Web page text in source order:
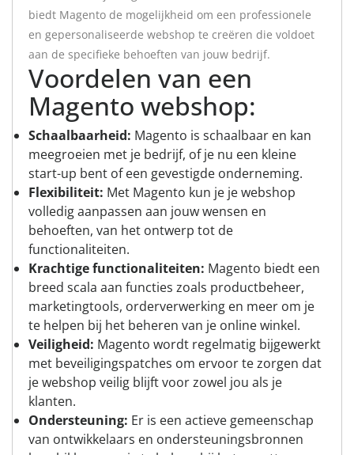
biedt Magento de mogelijkheid om een professionele
en gepersonaliseerde webshop te creëren die voldoet
aan de specifieke behoeften van jouw bedrijf.
Voordelen van een
Magento webshop:
Schaalbaarheid: Magento is schaalbaar en kan
meegroeien met je bedrijf, of je nu een kleine
start-up bent of een gevestigde onderneming.
Flexibiliteit: Met Magento kun je je webshop
volledig aanpassen aan jouw wensen en
behoeften, van het ontwerp tot de
functionaliteiten.
Krachtige functionaliteiten: Magento biedt een
breed scala aan functies zoals productbeheer,
marketingtools, orderverwerking en meer om je
te helpen bij het beheren van je online winkel.
Veiligheid: Magento wordt regelmatig bijgewerkt
met beveiligingspatches om ervoor te zorgen dat
je webshop veilig blijft voor zowel jou als je
klanten.
Ondersteuning: Er is een actieve gemeenschap
van ontwikkelaars en ondersteuningsbronnen